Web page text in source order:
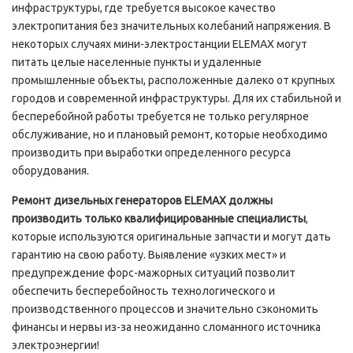
инфраструктуры, где требуется высокое качество
электропитания без значительных колебаний напряжения. В
некоторых случаях мини-электростанции ELEMAX могут
питать целые населенные пункты и удаленные
промышленные объекты, расположенные далеко от крупных
городов и современной инфраструктуры. Для их стабильной и
бесперебойной работы требуется не только регулярное
обслуживание, но и плановый ремонт, которые необходимо
производить при выработки определенного ресурса
оборудования.
Ремонт дизельных генераторовELEMAX должны
производить только квалифицированные специалисты,
которые используются оригинальные запчасти и могут дать
гарантию на свою работу. Выявление «узких мест» и
предупреждение форс-мажорных ситуаций позволит
обеспечить бесперебойность технологического и
производственного процессов и значительно сэкономить
финансы и нервы из-за неожиданно сломанного источника
электроэнергии!